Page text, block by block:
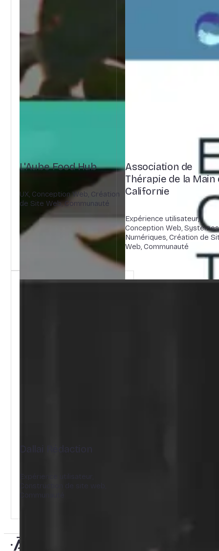
L'Aube Food Hub
UX, Conception Web, Création
de Site Web, Communauté
Association de
Thérapie de la Main
Californie
Expérience utilisateur,
Conception Web, Systèmes
Numériques, Création de
Web, Communauté
Dallai Rédaction
Expérience utilisateur,
Construction de site web,
Communauté